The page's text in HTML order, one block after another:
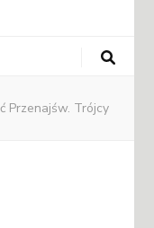
Przenajśw. Trójcy